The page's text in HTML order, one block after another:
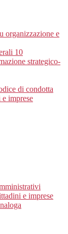
organizzazione e
10
strategico-
di condotta
imprese
e imprese